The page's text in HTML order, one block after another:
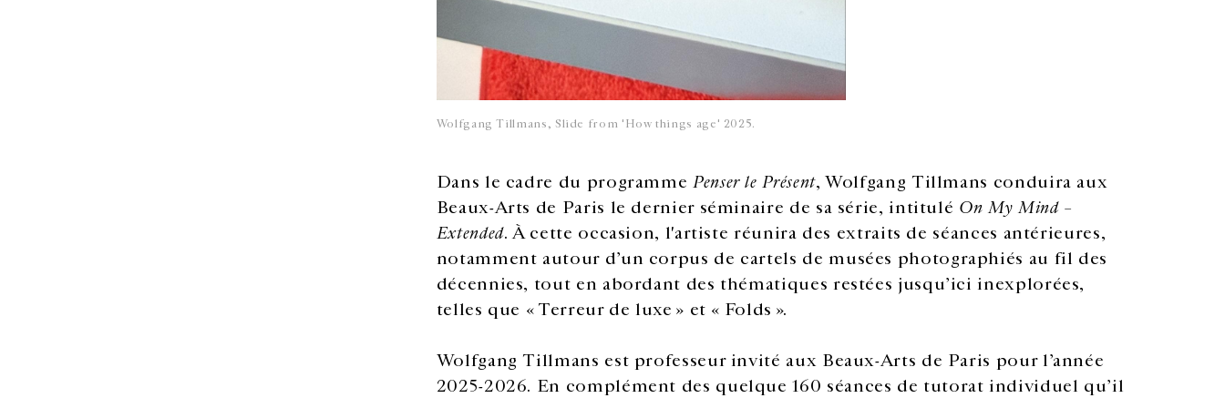
Wolfgang Tillmans, Slide from 'How things age' 2025.
Dans le cadre du programme Penser le Présent, Wolfgang Tillmans conduira aux
Beaux-Arts de Paris le dernier séminaire de sa série, intitulé On My Mind –
Extended. À cette occasion, l'artiste réunira des extraits de séances antérieures,
notamment autour d’un corpus de cartels de musées photographiés au fil des
décennies, tout en abordant des thématiques restées jusqu’ici inexplorées,
telles que « Terreur de luxe » et « Folds ».
Wolfgang Tillmans est professeur invité aux Beaux-Arts de Paris pour l’année
2025-2026. En complément des quelque 160 séances de tutorat individuel qu’il